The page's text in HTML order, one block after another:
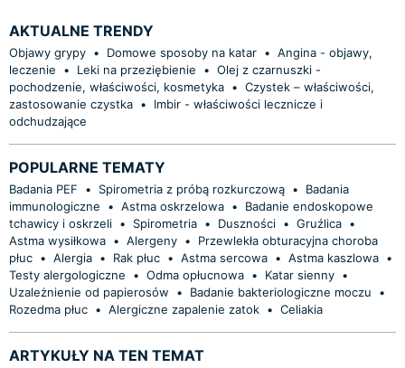
AKTUALNE TRENDY
Objawy grypy • Domowe sposoby na katar • Angina - objawy,
leczenie
• Leki na przeziębienie • Olej z czarnuszki -
pochodzenie, właściwości, kosmetyka • Czystek – właściwości,
zastosowanie czystka •
Imbir - właściwości lecznicze i
odchudzające
POPULARNE TEMATY
Badania PEF • Spirometria z próbą rozkurczową •
Badania
immunologiczne
• Astma oskrzelowa •
Badanie endoskopowe
tchawicy i oskrzeli • Spirometria • Duszności • Gruźlica •
Astma wysiłkowa • Alergeny •
Przewlekła obturacyjna choroba
płuc • Alergia • Rak płuc • Astma sercowa • Astma kaszlowa •
Testy alergologiczne
• Odma opłucnowa • Katar sienny •
Uzależnienie od papierosów
• Badanie bakteriologiczne moczu
•
Rozedma płuc • Alergiczne zapalenie zatok • Celiakia
ARTYKUŁY NA TEN TEMAT